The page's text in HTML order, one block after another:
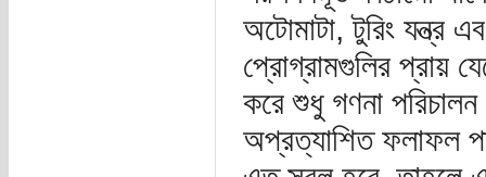
অটোমাটা, টুরিং যন্ত্র
প্রোগ্রামগুলির প্রায়
করে শুধু গণনা
অপ্রত্যাশিত ফলাফল